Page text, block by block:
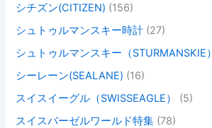
シチズン(CITIZEN) (156)
シュトゥルマンスキー時計 (27)
シュトゥルマンスキー（STURMANSKIE）
シーレーン(SEALANE) (16)
スイスイーグル（SWISSEAGLE）
(5)
スイスバーゼルワールド特集 (78)